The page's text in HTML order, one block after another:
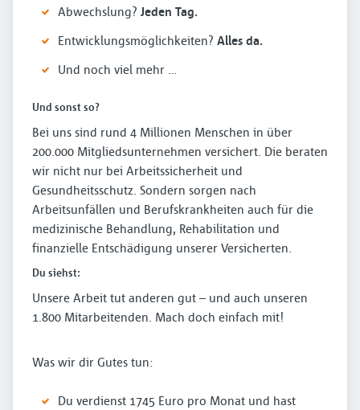
Abwechslung? Jeden Tag.
Entwicklungsmöglichkeiten? Alles da.
Und noch viel mehr …
Und sonst so?
Bei uns sind rund 4 Millionen Menschen in über
200.000 Mitgliedsunternehmen versichert. Die beraten
wir nicht nur bei Arbeitssicherheit und
Gesundheitsschutz. Sondern sorgen nach
Arbeitsunfällen und Berufskrankheiten auch für die
medizinische Behandlung, Rehabilitation und
finanzielle Entschädigung unserer Versicherten.
Du siehst:
Unsere Arbeit tut anderen gut – und auch unseren
1.800 Mitarbeitenden. Mach doch einfach mit!
Was wir dir Gutes tun:
Du verdienst 1745 Euro pro Monat und hast